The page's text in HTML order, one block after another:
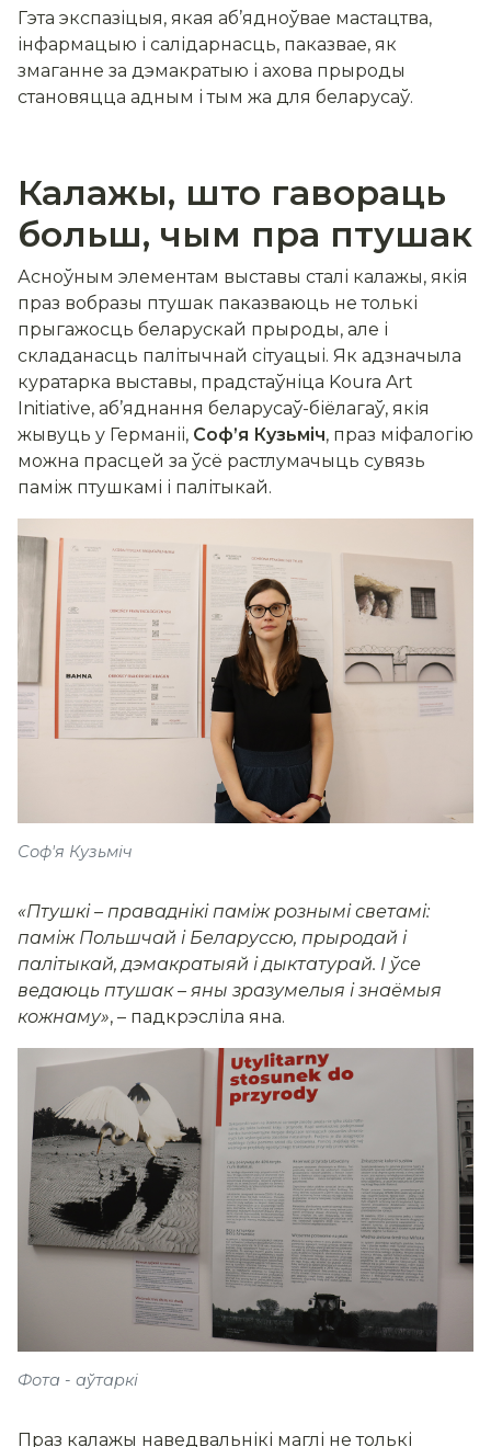
Гэта экспазіцыя, якая аб’ядноўвае мастацтва,
інфармацыю і салідарнасць, паказвае, як
змаганне за дэмакратыю і ахова прыроды
становяцца адным і тым жа для беларусаў.
Калажы, што гавораць
больш, чым пра птушак
Асноўным элементам выставы сталі калажы, якія
праз вобразы птушак паказваюць не толькі
прыгажосць беларускай прыроды, але і
складанасць палітычнай сітуацыі. Як адзначыла
куратарка выставы, прадстаўніца Koura Art
Initiative, аб’яднання беларусаў-біёлагаў, якія
жывуць у Германіі, Соф’я Кузьміч, праз міфалогію
можна прасцей за ўсё растлумачыць сувязь
паміж птушкамі і палітыкай.
Соф'я Кузьміч
«Птушкі – праваднікі паміж рознымі светамі:
паміж Польшчай і Беларуссю, прыродай і
палітыкай, дэмакратыяй і дыктатурай. І ўсе
ведаюць птушак – яны зразумелыя і знаёмыя
кожнаму», – падкрэсліла яна.
Фота - аўтаркі
Праз калажы наведвальнікі маглі не толькі